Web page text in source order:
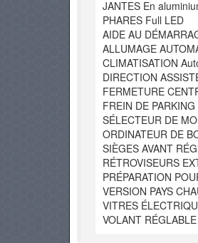
JANTES En
PHARES Full LED
AIDE AU
ALLUMAGE
CLIMATISATION
DIRECTION
FERMETURE
FREIN DE
SÉLECTEUR DE
ORDINATEUR DE
SIÈGES AVANT
RÉTROVISEURS
PRÉPARATION
VERSION PAYS
VITRES
VOLANT